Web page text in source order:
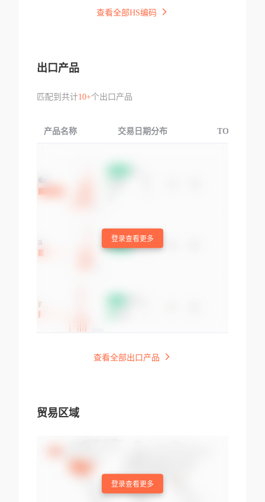
查看全部HS编码
出口产品
匹配到共计10+个出口产品
产品名称 交易日期分布 TOP3交易国
登录查看更多
查看全部出口产品
贸易区域
登录查看更多